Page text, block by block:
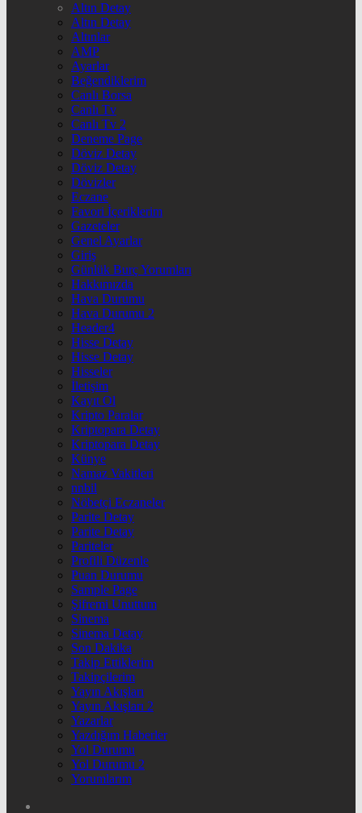
Altın Detay
Altın Detay
Altınlar
AMP
Ayarlar
Beğendiklerim
Canlı Borsa
Canlı Tv
Canlı Tv 2
Deneme Page
Döviz Detay
Döviz Detay
Dövizler
Eczane
Favori İçeriklerim
Gazeteler
Genel Ayarlar
Giriş
Günlük Burç Yorumları
Hakkımızda
Hava Durumu
Hava Durumu 2
Header4
Hisse Detay
Hisse Detay
Hisseler
İletişim
Kayıt Ol
Kripto Paralar
Kriptopara Detay
Kriptopara Detay
Künye
Namaz Vakitleri
nnbil
Nöbetçi Eczaneler
Parite Detay
Parite Detay
Pariteler
Profili Düzenle
Puan Durumu
Sample Page
Şifremi Unuttum
Sinema
Sinema Detay
Son Dakika
Takip Ettiklerim
Takipçilerim
Yayın Akışları
Yayın Akışları 2
Yazarlar
Yazdığım Haberler
Yol Durumu
Yol Durumu 2
Yorumlarım